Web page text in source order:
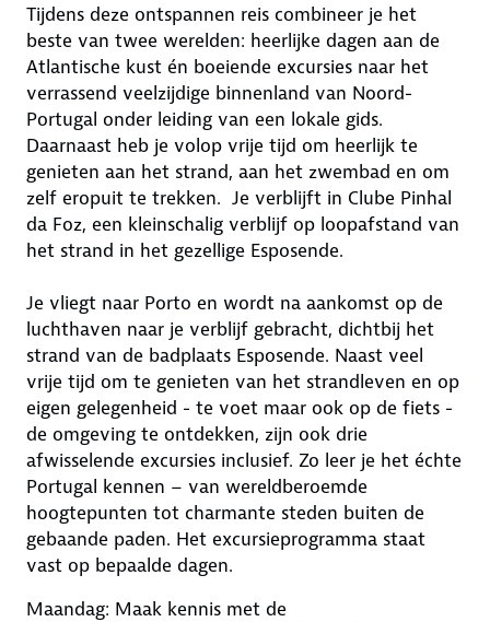
Tijdens deze ontspannen reis combineer je het
beste van twee werelden: heerlijke dagen aan de
Atlantische kust én boeiende excursies naar het
verrassend veelzijdige binnenland van Noord-
Portugal onder leiding van een lokale gids.
Daarnaast heb je volop vrije tijd om heerlijk te
genieten aan het strand, aan het zwembad en om
zelf eropuit te trekken. Je verblijft in Clube Pinhal
da Foz, een kleinschalig verblijf op loopafstand van
het strand in het gezellige Esposende.
Je vliegt naar Porto en wordt na aankomst op de
luchthaven naar je verblijf gebracht, dichtbij het
strand van de badplaats Esposende. Naast veel
vrije tijd om te genieten van het strandleven en op
eigen gelegenheid - te voet maar ook op de fiets -
de omgeving te ontdekken, zijn ook drie
afwisselende excursies inclusief. Zo leer je het échte
Portugal kennen – van wereldberoemde
hoogtepunten tot charmante steden buiten de
gebaande paden. Het excursieprogramma staat
vast op bepaalde dagen.
Maandag: Maak kennis met de